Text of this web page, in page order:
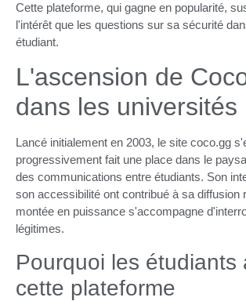
Cette plateforme, qui gagne en popularité,
l'intérêt que les questions sur sa sécurité
étudiant.
L'ascension de
dans les universités
Lancé initialement en 2003, le site coco.gg
progressivement fait une place dans le
des communications entre étudiants. Son
son accessibilité ont contribué à sa diffusion
montée en puissance s'accompagne
légitimes.
Pourquoi les étudiants
cette plateforme